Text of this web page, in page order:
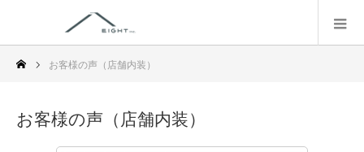
お客様の声（店舗内装）
お客様の声（店舗内装）